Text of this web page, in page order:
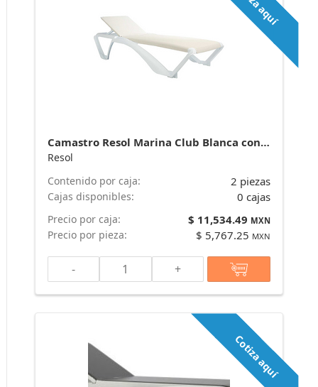
Camastro Resol Marina Club Blanca con Beige. Venta por caja de 2 piezas
Resol
Contenido por caja:
2 piezas
Cajas disponibles: 0 cajas
Precio por caja: $ 11,534.49 MXN
Precio por pieza: $ 5,767.25 MXN
- +
Cotiza aquí